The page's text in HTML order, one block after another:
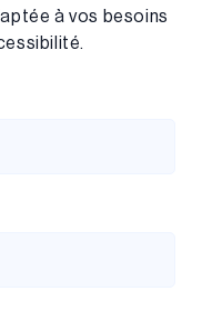
à vos besoins